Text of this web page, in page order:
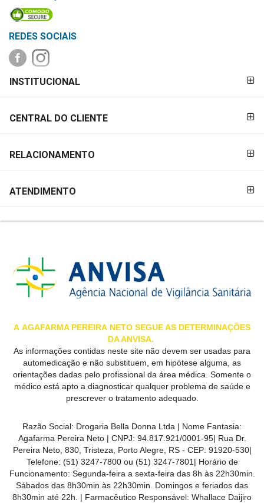
MAIS
PRÓXIMA
CENTRAL
DO
REDES SOCIAIS
PAGAMENTO
INSTITUCIONAL
CENTRAL DO CLIENTE
RELACIONAMENTO
ATENDIMENTO
A AGAFARMA PEREIRA NETO SEGUE AS DETERMINAÇÕES
DA ANVISA.
As informações contidas neste site não devem ser usadas para
automedicação e não substituem, em hipótese alguma, as
orientações dadas pelo profissional da área médica. Somente o
médico está apto a diagnosticar qualquer problema de saúde e
prescrever o tratamento adequado.
Razão Social: Drogaria Bella Donna Ltda | Nome Fantasia:
Agafarma Pereira Neto | CNPJ: 94.817.921/0001-95| Rua Dr.
Pereira Neto, 830, Tristeza, Porto Alegre, RS - CEP: 91920-530|
Telefone: (51) 3247-7800 ou (51) 3247-7801| Horário de
Funcionamento: Segunda-feira a sexta-feira das 8h às 22h30min.
Sábados das 8h30min às 22h30min. Domingos e feriados das
8h30min até 22h. | Farmacêutico Responsável: Whallace Daijiro